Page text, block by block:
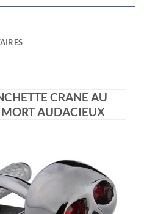
CRANE AU
MORT AUDACIEUX